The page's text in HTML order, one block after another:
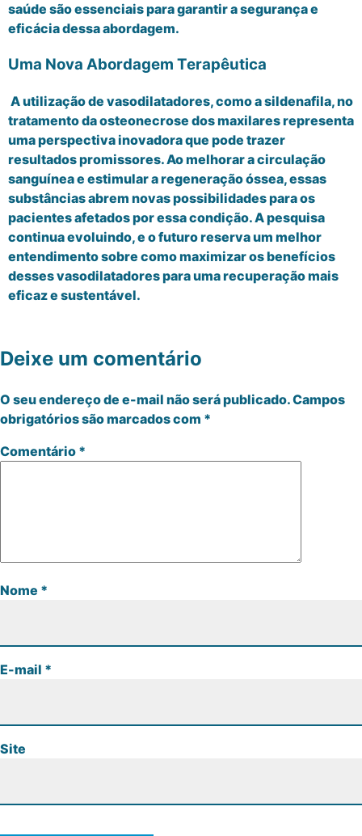
saúde são essenciais para garantir a segurança e
eficácia dessa abordagem.
Uma Nova Abordagem Terapêutica
A utilização de vasodilatadores, como a sildenafila, no
tratamento da osteonecrose dos maxilares representa
uma perspectiva inovadora que pode trazer
resultados promissores. Ao melhorar a circulação
sanguínea e estimular a regeneração óssea, essas
substâncias abrem novas possibilidades para os
pacientes afetados por essa condição. A pesquisa
continua evoluindo, e o futuro reserva um melhor
entendimento sobre como maximizar os benefícios
desses vasodilatadores para uma recuperação mais
eficaz e sustentável.
Deixe um comentário
O seu endereço de e-mail não será publicado.Campos
obrigatórios são marcados com *
Comentário *
Nome *
E-mail *
Site